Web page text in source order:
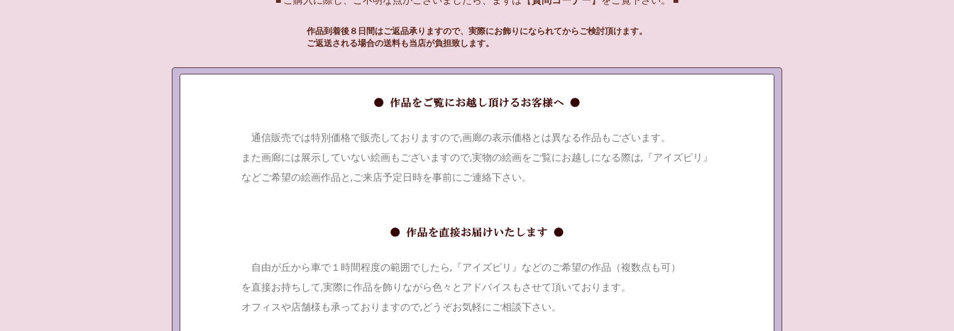
作品到着後８日間はご返品承りますので、実際にお飾りになられてからご検討頂けます。
ご返送される場合の送料も当店が負担致します。
通信販売では特別価格で販売しておりますので,画廊の表示価格とは異なる作品もございます。
また画廊には展示していない絵画もございますので,実物の絵画をご覧にお越しになる際は,『アイズピリ』
などご希望の絵画作品と,ご来店予定日時を事前にご連絡下さい。
自由が丘から車で１時間程度の範囲でしたら,『アイズピリ』などのご希望の作品（複数点も可）
を直接お持ちして,実際に作品を飾りながら色々とアドバイスもさせて頂いております。
オフィスや店舗様も承っておりますので,どうぞお気軽にご相談下さい。